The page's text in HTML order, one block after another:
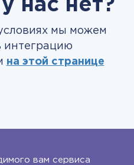
нас нет?
мы можем
интеграцию
на этой странице
вам сервиса